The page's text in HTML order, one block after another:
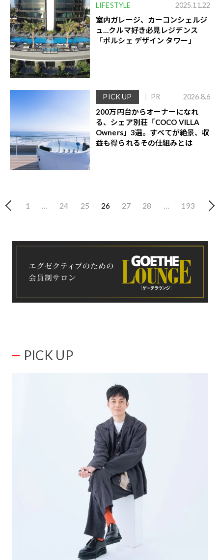
LIFESTYLE 2025.11.22
室内ガレージ、カーコンシェルジ
ュ…クルマ好き必見レジデンス
「ポルシェ デザイン タワー」
PICK UP PR 2026.8.6
200万円台からオーナーになれ
る、シェア別荘「COCO VILLA
Owners」3選。すべてが絶景、収
益も得られるその仕組みとは
1 … 24 25 26 27 28 … 193
PICK UP